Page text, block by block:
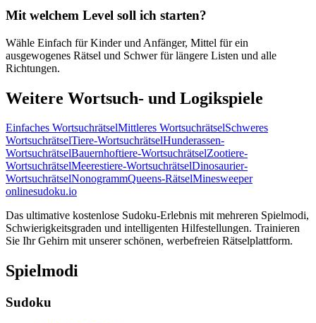
Mit welchem Level soll ich starten?
Wähle Einfach für Kinder und Anfänger, Mittel für ein
ausgewogenes Rätsel und Schwer für längere Listen und alle
Richtungen.
Weitere Wortsuch- und Logikspiele
Einfaches WortsuchrätselMittleres WortsuchrätselSchweres
WortsuchrätselTiere-WortsuchrätselHunderassen-
WortsuchrätselBauernhoftiere-WortsuchrätselZootiere-
WortsuchrätselMeerestiere-WortsuchrätselDinosaurier-
WortsuchrätselNonogrammQueens-RätselMinesweeper
onlinesudoku.io
Das ultimative kostenlose Sudoku-Erlebnis mit mehreren Spielmodi,
Schwierigkeitsgraden und intelligenten Hilfestellungen. Trainieren
Sie Ihr Gehirn mit unserer schönen, werbefreien Rätselplattform.
Spielmodi
Sudoku